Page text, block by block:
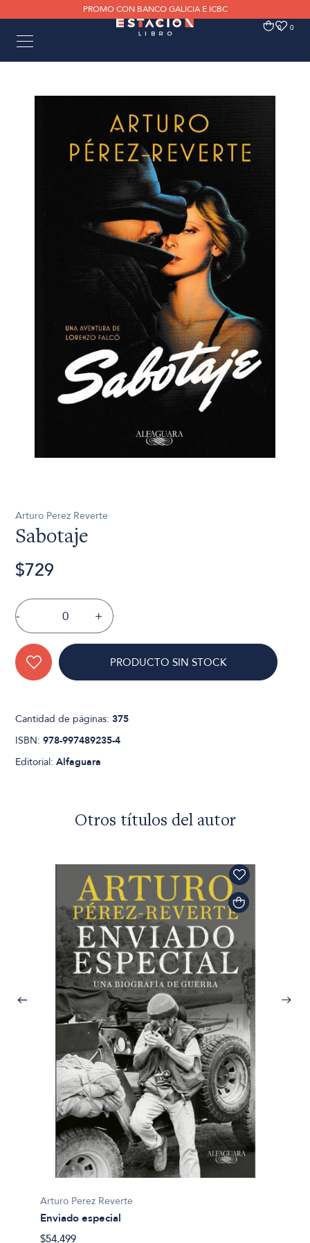
PROMO CON BANCO GALICIA E ICBC
0 0
Arturo Perez Reverte
Sabotaje
$729
- +
PRODUCTO SIN STOCK
Cantidad de páginas:375
ISBN:978-997489235-4
Editorial:Alfaguara
Otros títulos del autor
Arturo Perez Reverte
Enviado especial
$54.499